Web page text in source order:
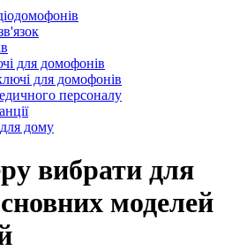
для домофонів
для домофонів
персоналу
дому
вибрати для
моделей